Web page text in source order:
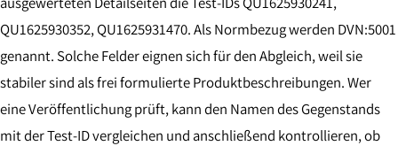
QU1625930352, QU1625931470. Als Normbezug werden DVN:5001
genannt. Solche Felder eignen sich für den Abgleich, weil sie
stabiler sind als frei formulierte Produktbeschreibungen. Wer
eine Veröffentlichung prüft, kann den Namen des Gegenstands
mit der Test-ID vergleichen und anschließend kontrollieren, ob